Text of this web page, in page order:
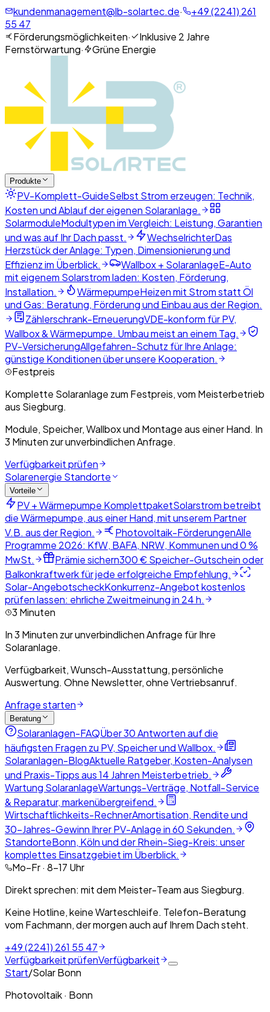
kundenmanagement@lb-solartec.de·
+49 (2241) 261
55 47
Förderungsmöglichkeiten·
Inklusive 2 Jahre
Fernstörwartung· Grüne Energie
Produkte
PV-Komplett-GuideSelbst Strom erzeugen: Technik,
Kosten und Ablauf der eigenen Solaranlage.
SolarmoduleModultypen im Vergleich: Leistung, Garantien
und was auf Ihr Dach passt.
WechselrichterDas
Herzstück der Anlage: Typen, Dimensionierung und
Effizienz im Überblick.
Wallbox + SolaranlageE-Auto
mit eigenem Solarstrom laden: Kosten, Förderung,
Installation.
WärmepumpeHeizen mit Strom statt Öl
und Gas: Beratung, Förderung und Einbau aus der Region.
Zählerschrank-ErneuerungVDE-konform für PV,
Wallbox & Wärmepumpe. Umbau meist an einem Tag.
PV-VersicherungAllgefahren-Schutz für Ihre Anlage:
günstige Konditionen über unsere Kooperation.
Festpreis
Komplette Solaranlage zum Festpreis, vom Meisterbetrieb
aus Siegburg.
Module, Speicher, Wallbox und Montage aus einer Hand. In
3 Minuten zur unverbindlichen Anfrage.
Verfügbarkeit prüfen
Solarenergie Standorte
Vorteile
PV + Wärmepumpe KomplettpaketSolarstrom betreibt
die Wärmepumpe, aus einer Hand, mit unserem Partner
V.B. aus der Region.
Photovoltaik-FörderungenAlle
Programme 2026: KfW, BAFA, NRW, Kommunen und 0 %
MwSt.
Prämie sichern300 € Speicher-Gutschein oder
Balkonkraftwerk für jede erfolgreiche Empfehlung.
Solar-AngebotscheckKonkurrenz-Angebot kostenlos
prüfen lassen: ehrliche Zweitmeinung in 24 h.
3 Minuten
In 3 Minuten zur unverbindlichen Anfrage für Ihre
Solaranlage.
Verfügbarkeit, Wunsch-Ausstattung, persönliche
Auswertung. Ohne Newsletter, ohne Vertriebsanruf.
Anfrage starten
Beratung
Solaranlagen-FAQÜber 30 Antworten auf die
häufigsten Fragen zu PV, Speicher und Wallbox.
Solaranlagen-BlogAktuelle Ratgeber, Kosten-Analysen
und Praxis-Tipps aus 14 Jahren Meisterbetrieb.
Wartung SolaranlageWartungs-Verträge, Notfall-Service
& Reparatur, markenübergreifend.
Wirtschaftlichkeits-RechnerAmortisation, Rendite und
30-Jahres-Gewinn Ihrer PV-Anlage in 60 Sekunden.
StandorteBonn, Köln und der Rhein-Sieg-Kreis: unser
komplettes Einsatzgebiet im Überblick.
Mo–Fr · 8–17 Uhr
Direkt sprechen: mit dem Meister-Team aus Siegburg.
Keine Hotline, keine Warteschleife. Telefon-Beratung
vom Fachmann, der morgen auch auf Ihrem Dach steht.
+49 (2241) 261 55 47
Verfügbarkeit prüfenVerfügbarkeit
Start/SolarBonn
Photovoltaik · Bonn